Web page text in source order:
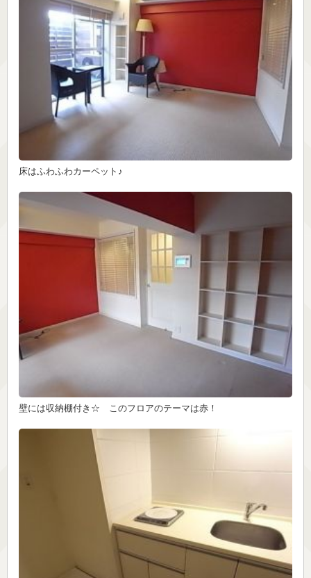
床はふわふわカーペット♪
壁には収納棚付き☆ このフロアのテーマは赤！